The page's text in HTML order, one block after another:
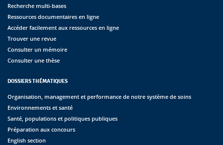
Recherche multi-bases
Ressources documentaires en ligne
Accéder facilement aux ressources en ligne
Trouver une revue
Consulter un mémoire
Consulter une thèse
DOSSIERS THÉMATIQUES
Organisation, management et performance de notre système de soins
Environnements et santé
Santé, populations et politiques publiques
Préparation aux concours
English section